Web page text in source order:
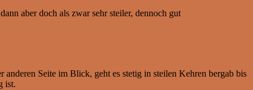
aber doch als zwar sehr steiler, dennoch gut
Seite im Blick, geht es stetig in steilen Kehren bergab bis
ist.